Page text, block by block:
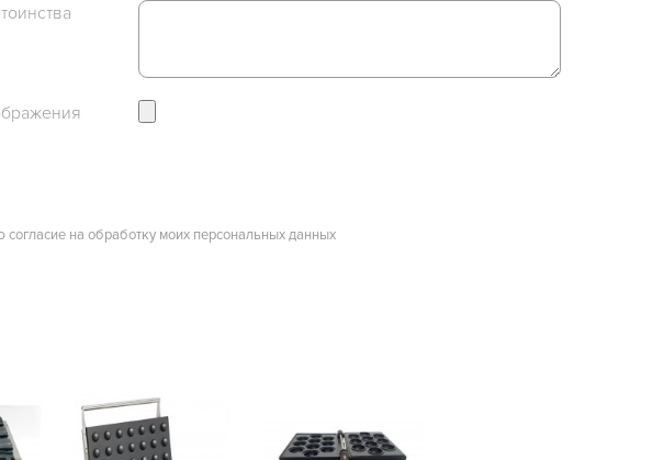
согласие на обработку моих персональных данных